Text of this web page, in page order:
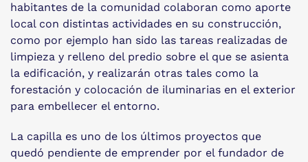
habitantes de la comunidad colaboran como aporte
local con distintas actividades en su construcción,
como por ejemplo han sido las tareas realizadas de
limpieza y relleno del predio sobre el que se asienta
la edificación, y realizarán otras tales como la
forestación y colocación de iluminarias en el exterior
para embellecer el entorno.
La capilla es uno de los últimos proyectos que
quedó pendiente de emprender por el fundador de